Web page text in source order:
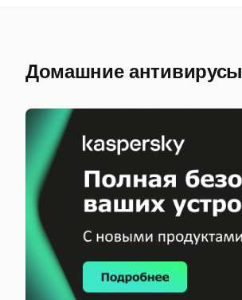
Домашние антивирусы